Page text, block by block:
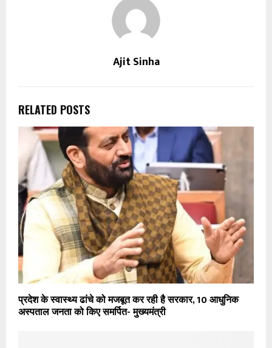
Ajit Sinha
RELATED POSTS
प्रदेश के स्वास्थ्य ढांचे को मजबूत कर रही है सरकार, 10 आधुनिक
अस्पताल जनता को किए समर्पित- मुख्यमंत्री